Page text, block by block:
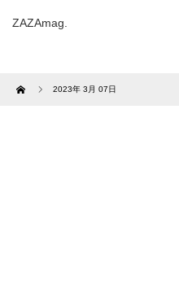
ZAZAmag.
Home 2023年 3月 07日